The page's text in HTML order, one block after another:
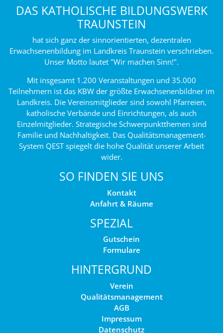
DAS KATHOLISCHE BILDUNGSWERK
TRAUNSTEIN
hat sich ganz der sinnorientierten, dezentralen
Erwachsenenbildung im Landkreis Traunstein verschrieben.
Unser Motto lautet "Wir machen Sinn!".
Mit insgesamt 1.200 Veranstaltungen und 35.000
Teilnehmern ist das KBW der größte Erwachsenenbildner im
Landkreis. Die Vereinsmitglieder sind sowohl Pfarreien,
katholische Verbände und Einrichtungen, als auch
Einzelmitglieder. Strategische Schwerpunktthemen sind
Familie und Nachhaltigkeit. Das Qualitätsmanagement-
System QEST spiegelt die hohe Qualität unserer Arbeit
wider.
SO FINDEN SIE UNS
Kontakt
Anfahrt & Räume
SPEZIAL
Gutschein
Formulare
HINTERGRUND
Verein
Qualitätsmanagement
AGB
Impressum
Datenschutz